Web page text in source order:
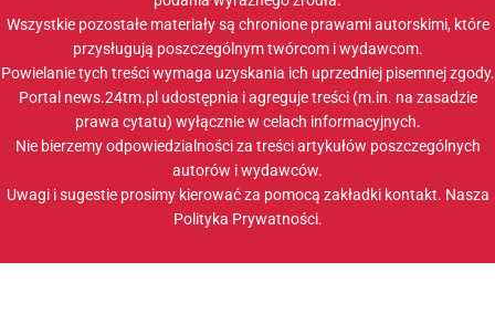
Wszystkie pozostałe materiały są chronione prawami autorskimi, które
przysługują poszczególnym twórcom i wydawcom.
Powielanie tych treści wymaga uzyskania ich uprzedniej pisemnej zgody.
Portal news.24tm.pl udostępnia i agreguje treści (m.in. na zasadzie
prawa cytatu) wyłącznie w celach informacyjnych.
Nie bierzemy odpowiedzialności za treści artykułów poszczególnych
autorów i wydawców.
Uwagi i sugestie prosimy kierować za pomocą zakładki kontakt. Nasza
Polityka Prywatności.